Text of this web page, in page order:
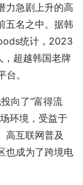
力急剧上升的高
五名之中。据韩
统计，2023
，超越韩国老牌
。
向了“富得流
环境，受益于
互联网普及
也成为了跨境电